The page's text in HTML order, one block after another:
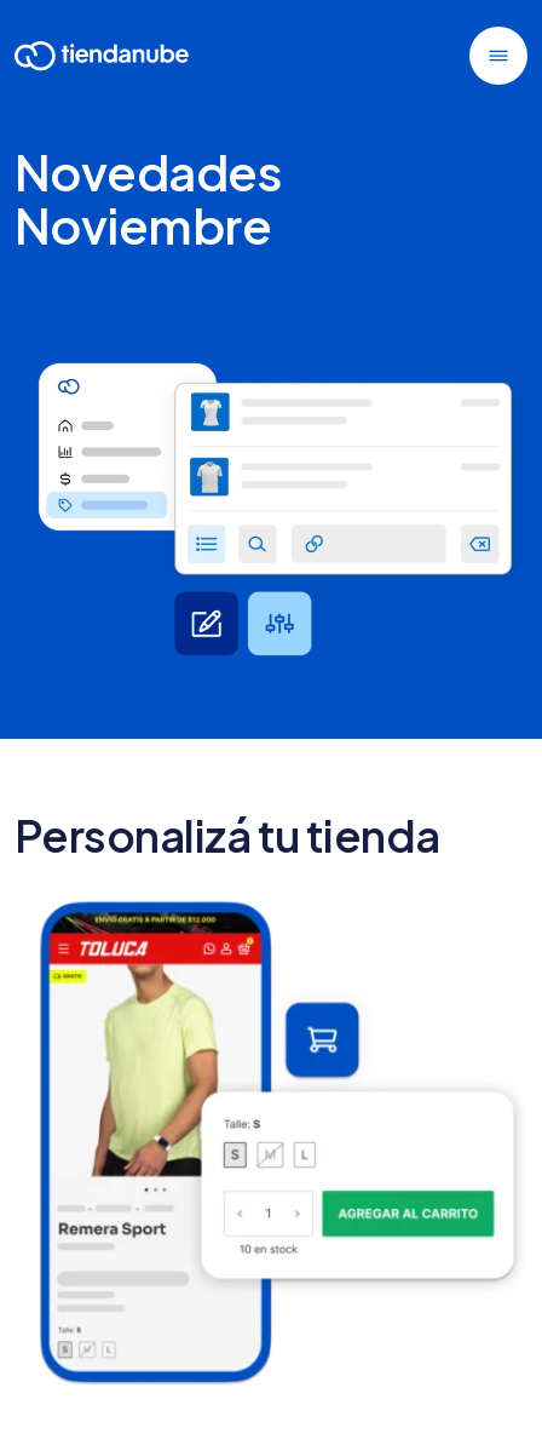
Novedades
Noviembre
Personalizá tu tienda